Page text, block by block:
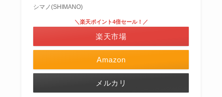
シマノ(SHIMANO)
Amazon
＼楽天ポイント4倍セール！／
楽天市場
メルカリ